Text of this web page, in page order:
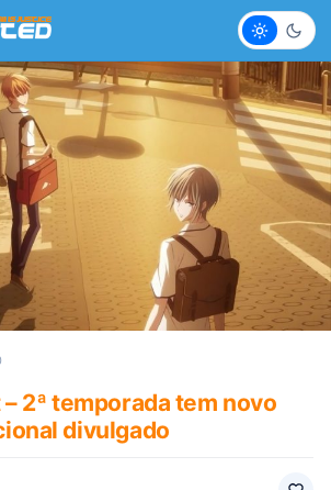
Claro
2ª temporada tem novo
divulgado